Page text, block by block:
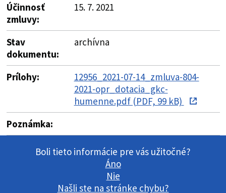
Účinnosť
zmluvy:
15. 7. 2021
Stav
dokumentu:
archívna
Prílohy:
12956_2021-07-14_zmluva-804-
2021-opr_dotacia_gkc-
humenne.pdf (PDF, 99 kB)
Poznámka:
Boli tieto informácie pre vás užitočné?
Áno
Nie
Našli ste na stránke chybu?